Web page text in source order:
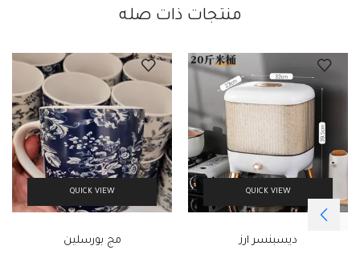
منتجات ذات صله
QUICK VIEW
ديسبنسر ارز
QUICK VIEW
مج بورسلين